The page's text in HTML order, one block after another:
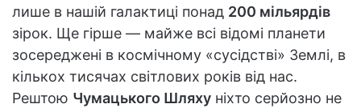
лише в нашій галактиці понад 200 мільярдів
зірок. Ще гірше — майже всі відомі планети
зосереджені в космічному «сусідстві» Землі, в
кількох тисячах світлових років від нас.
Рештою Чумацького Шляху ніхто серйозно не